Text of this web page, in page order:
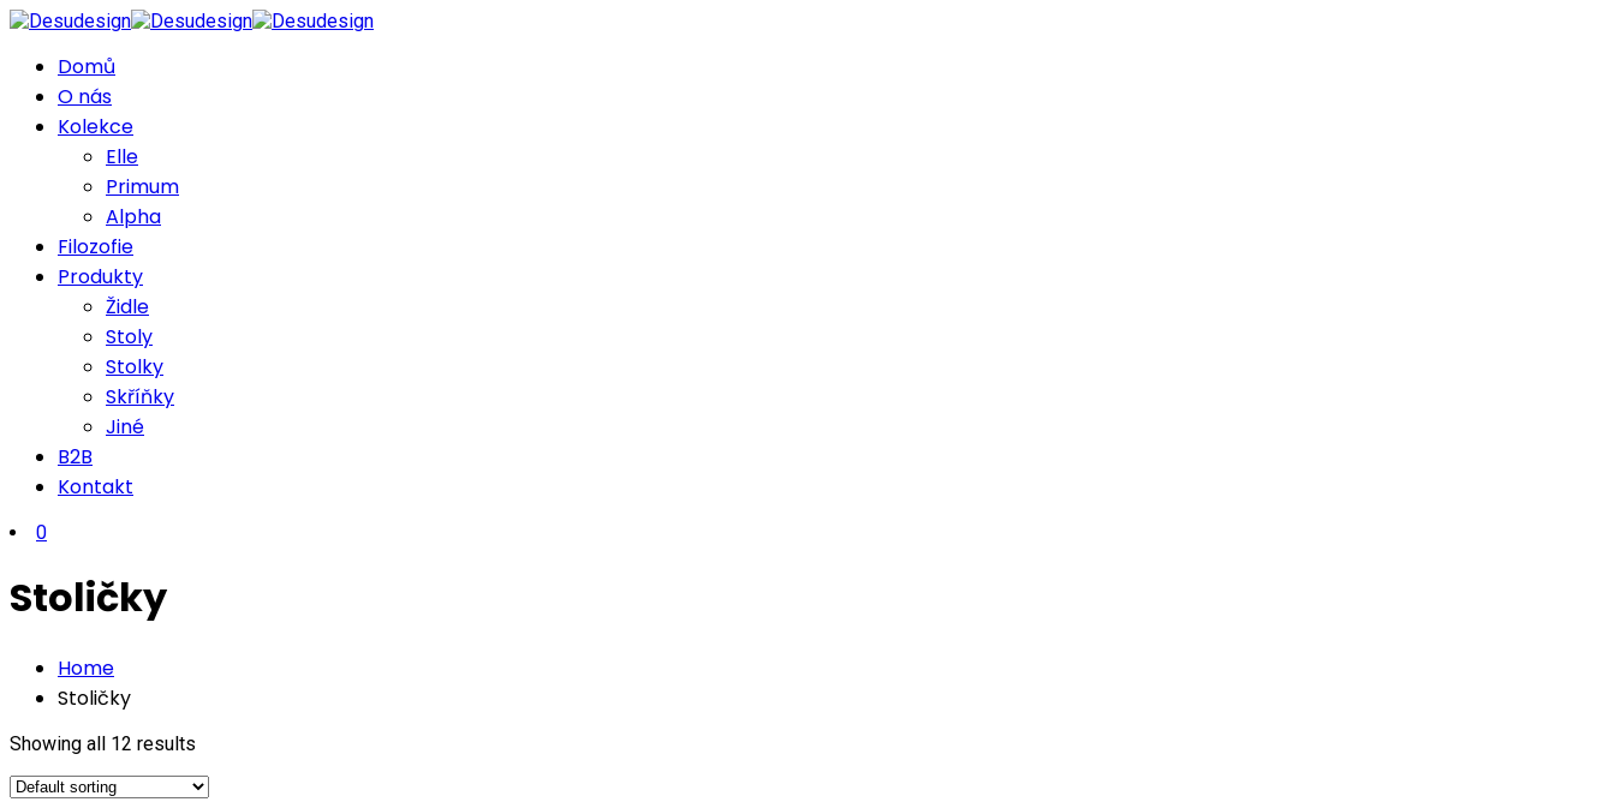
Domů
O nás
Kolekce
Elle
Primum
Alpha
Filozofie
Produkty
Židle
Stoly
Stolky
Skříňky
Jiné
B2B
Kontakt
0
Stoličky
Home
Stoličky
Showing all 12 results